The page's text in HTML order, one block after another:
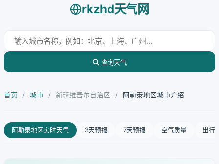
rkzhd天气网
查询天气
首页 / 城市 / 新疆维吾尔自治区 / 阿勒泰地区城市介绍
阿勒泰地区实时天气 3天预报 7天预报 空气质量 出行